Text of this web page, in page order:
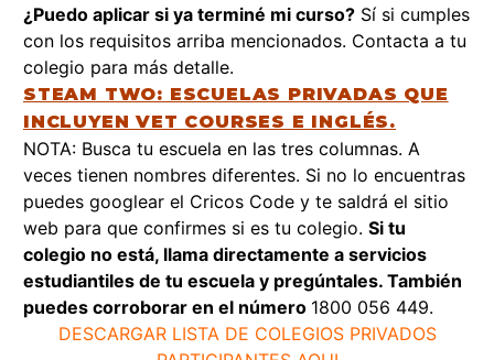
¿Puedo aplicar si ya terminé mi curso? Sí si cumples
con los requisitos arriba mencionados. Contacta a tu
colegio para más detalle.
STEAM TWO: ESCUELAS PRIVADAS QUE
INCLUYEN VET COURSES E INGLÉS.
NOTA: Busca tu escuela en las tres columnas. A
veces tienen nombres diferentes. Si no lo encuentras
puedes googlear el Cricos Code y te saldrá el sitio
web para que confirmes si es tu colegio. Si tu
colegio no está, llama directamente a servicios
estudiantiles de tu escuela y pregúntales. También
puedes corroborar en el número 1800 056 449.
DESCARGAR LISTA DE COLEGIOS PRIVADOS